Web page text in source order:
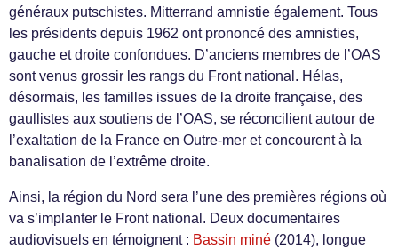
généraux putschistes. Mitterrand amnistie également. Tous
les présidents depuis 1962 ont prononcé des amnisties,
gauche et droite confondues. D’anciens membres de l’OAS
sont venus grossir les rangs du Front national. Hélas,
désormais, les familles issues de la droite française, des
gaullistes aux soutiens de l’OAS, se réconcilient autour de
l’exaltation de la France en Outre-mer et concourent à la
banalisation de l’extrême droite.
Ainsi, la région du Nord sera l’une des premières régions où
va s’implanter le Front national. Deux documentaires
audiovisuels en témoignent : Bassin miné (2014), longue